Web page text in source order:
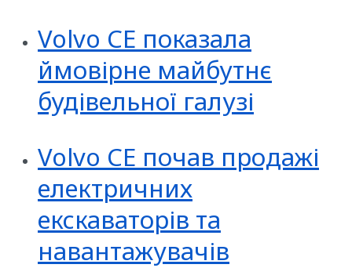
Volvo CE показала
ймовірне майбутнє
будівельної галузі
Volvo CE почав продажі
електричних
екскаваторів та
навантажувачів